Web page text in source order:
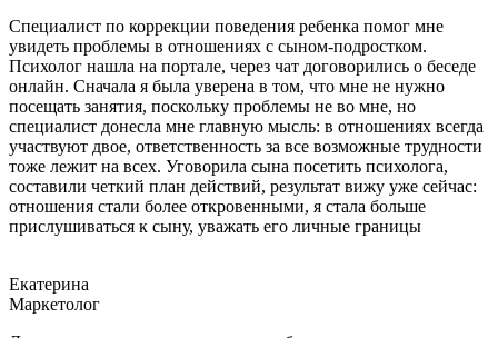
Специалист по коррекции поведения ребенка помог мне
увидеть проблемы в отношениях с сыном-подростком.
Психолог нашла на портале, через чат договорились о беседе
онлайн. Сначала я была уверена в том, что мне не нужно
посещать занятия, поскольку проблемы не во мне, но
специалист донесла мне главную мысль: в отношениях всегда
участвуют двое, ответственность за все возможные трудности
тоже лежит на всех. Уговорила сына посетить психолога,
составили четкий план действий, результат вижу уже сейчас:
отношения стали более откровенными, я стала больше
прислушиваться к сыну, уважать его личные границы
Екатерина
Маркетолог